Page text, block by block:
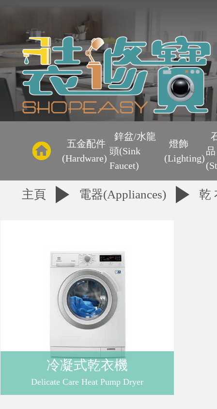
主
頁
優
惠
/
五金配件
(Hardware)
鋅盆/水龍
頭(Sink
Faucet)
燈飾
(Lighting)
品
主頁 電器(Appliances) 乾
冷凝式乾衣機
Delicate Care Heat Pump Dryer